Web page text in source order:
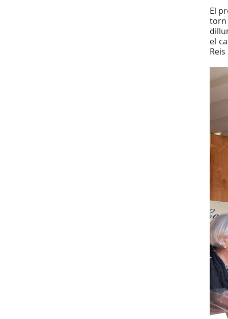
El
torn
el